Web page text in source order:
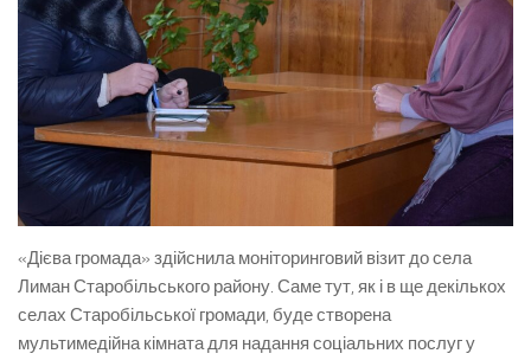
«Дієва громада» здійснила моніторинговий візит до села
Лиман Старобільського району. Саме тут, як і в ще декількох
селах Старобільської громади, буде створена
мультимедійна кімната для надання соціальних послуг у